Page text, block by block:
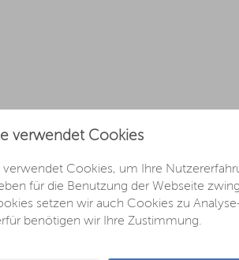
gleichwertig zur deutschen Version
verwendet Cookies
verwendet Cookies, um Ihre
für die Benutzung der Webseite
setzen wir auch Cookies zu
benötigen wir Ihre Zustimmung.